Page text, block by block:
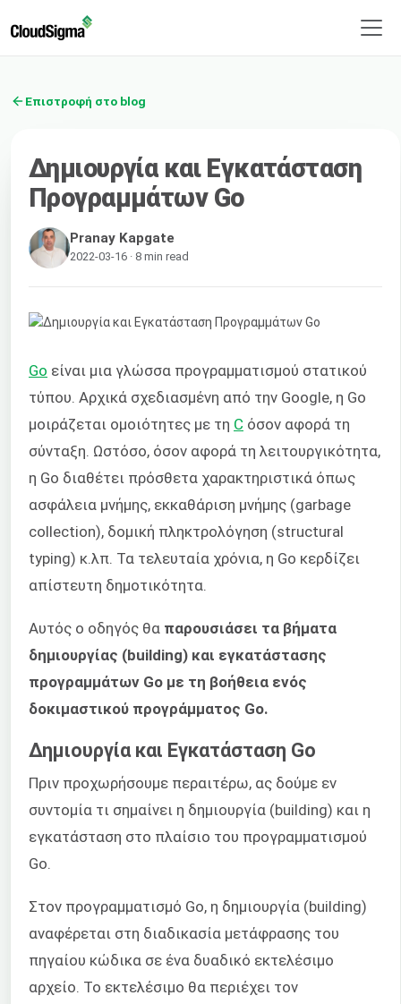
Επιστροφή στο blog
Δημιουργία και Εγκατάσταση
Προγραμμάτων Go
Pranay Kapgate
2022-03-16 · 8 min read
Go είναι μια γλώσσα προγραμματισμού στατικού
τύπου. Αρχικά σχεδιασμένη από την Google, η Go
μοιράζεται ομοιότητες με τη C όσον αφορά τη
σύνταξη. Ωστόσο, όσον αφορά τη λειτουργικότητα,
η Go διαθέτει πρόσθετα χαρακτηριστικά όπως
ασφάλεια μνήμης, εκκαθάριση μνήμης (garbage
collection), δομική πληκτρολόγηση (structural
typing) κ.λπ. Τα τελευταία χρόνια, η Go κερδίζει
απίστευτη δημοτικότητα.
Αυτός ο οδηγός θα παρουσιάσει τα βήματα
δημιουργίας (building) και εγκατάστασης
προγραμμάτων Go με τη βοήθεια ενός
δοκιμαστικού προγράμματος Go.
Δημιουργία και Εγκατάσταση Go
Πριν προχωρήσουμε περαιτέρω, ας δούμε εν
συντομία τι σημαίνει η δημιουργία (building) και η
εγκατάσταση στο πλαίσιο του προγραμματισμού
Go.
Στον προγραμματισμό Go, η δημιουργία (building)
αναφέρεται στη διαδικασία μετάφρασης του
πηγαίου κώδικα σε ένα δυαδικό εκτελέσιμο
αρχείο. Το εκτελέσιμο θα περιέχει τον